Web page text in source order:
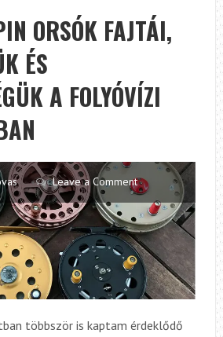
ORSÓK FAJTÁI,
ÉS
A FOLYÓVÍZI
Leave a Comment
többször is kaptam érdeklődő